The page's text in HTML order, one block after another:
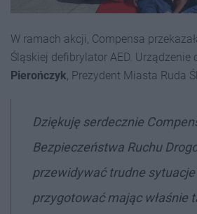
W ramach akcji, Compensa
Śląskiej defibrylator AED. Urządzenie
Pierończyk, Prezydent Miasta Ruda
Dziękuję serdecznie
Bezpieczeństwa Ruchu
przewidywać trudne
przygotować mając właśnie